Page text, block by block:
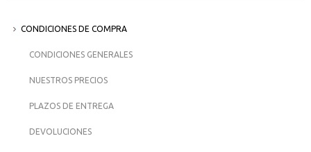
CONDICIONES DE COMPRA
CONDICIONES GENERALES
NUESTROS PRECIOS
PLAZOS DE ENTREGA
DEVOLUCIONES